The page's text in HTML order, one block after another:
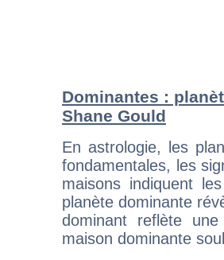
Dominantes :
Shane Gould
En astrologie, les
fondamentales, les
maisons indiquent
planète dominante
dominant reflète
maison dominante